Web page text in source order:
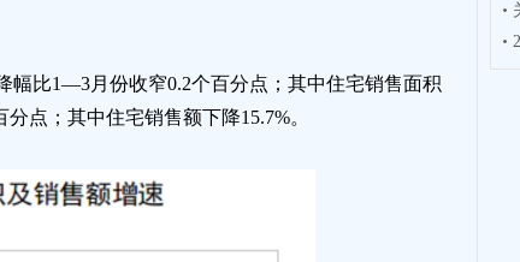
幅比1—3月份收窄0.2个百分点；其中住宅销售面积
点；其中住宅销售额下降15.7%。